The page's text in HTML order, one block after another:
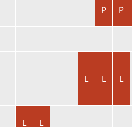
P P
L L L
L L